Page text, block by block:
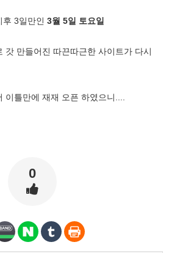
후 3일만인 3월 5일 토요일
갓 만들어진 따끈따근한 사이트가 다시
이틀만에 재재 오픈 하였으니....
0